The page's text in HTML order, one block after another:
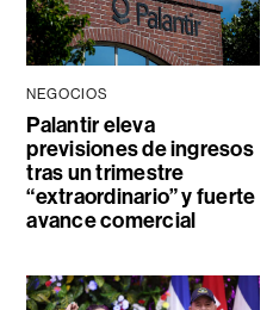
NEGOCIOS
Palantir eleva
previsiones de ingresos
tras un trimestre
“extraordinario” y fuerte
avance comercial